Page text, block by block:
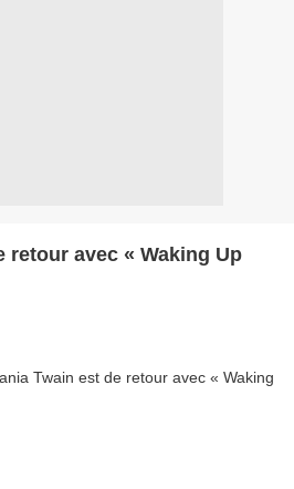
retour avec « Waking Up